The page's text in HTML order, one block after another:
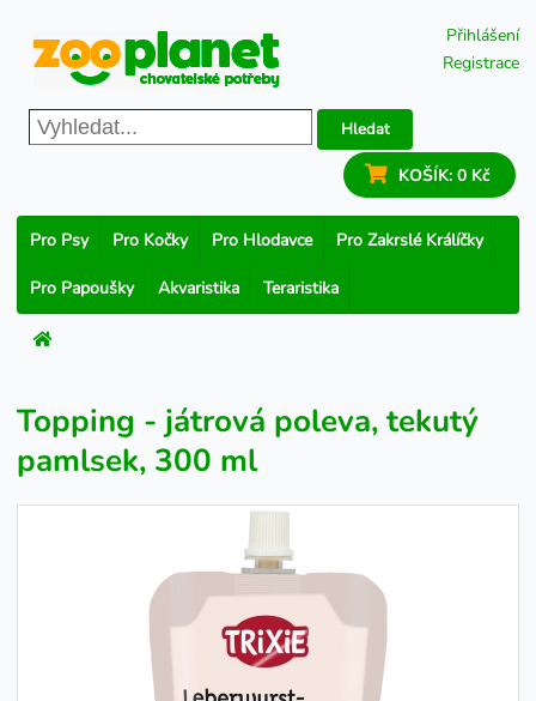
Přihlášení
Registrace
Hledat
KOŠÍK: 0 Kč
Pro Psy Pro Kočky Pro Hlodavce Pro Zakrslé Králíčky
Pro Papoušky Akvaristika Teraristika
Topping - játrová poleva, tekutý
pamlsek, 300 ml